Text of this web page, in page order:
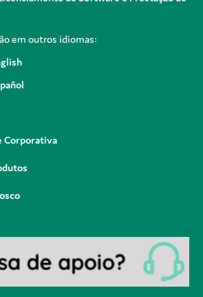
em outros idiomas:
Corporativa